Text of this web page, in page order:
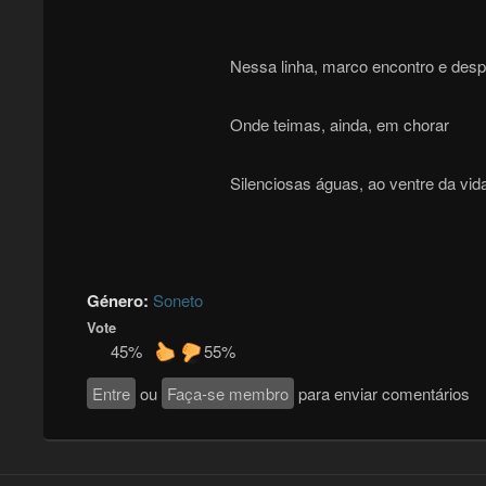
Nessa linha, marco encontro e
Onde teimas, ainda, em chorar
Silenciosas águas, ao ventre da
Género: Soneto
Vote
45%
55%
Entre ou Faça-se membro para enviar comentários